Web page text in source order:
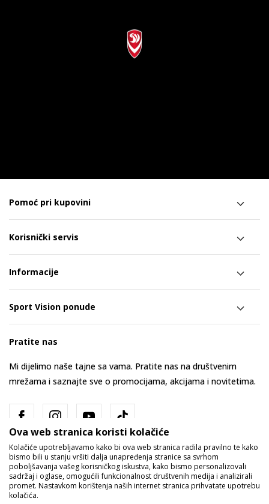
Pomoć pri kupovini
Korisnički servis
Informacije
Sport Vision ponude
Pratite nas
Mi dijelimo naše tajne sa vama. Pratite nas na društvenim
mrežama i saznajte sve o promocijama, akcijama i novitetima.
Bosna i Hercegovina Promijenite
Ova web stranica koristi kolačiće
Kolačiće upotrebljavamo kako bi ova web stranica radila pravilno te kako
bismo bili u stanju vršiti dalja unapređenja stranice sa svrhom
poboljšavanja vašeg korisničkog iskustva, kako bismo personalizovali
sadržaj i oglase, omogućili funkcionalnost društvenih medija i analizirali
promet. Nastavkom korištenja naših internet stranica prihvatate upotrebu
kolačića.